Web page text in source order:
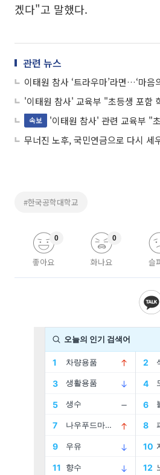
겠다"고 말했다.
관련 뉴스
이태원 참사 ‘트라우마’라면…‘마음
'이태원 참사' 교육부 "초등생 포함
속보
'이태원 참사' 관련 교육부 "초등생
무너진 노후, 국민연금으로 다시 세
#한국공학대학교
좋아요
0
화나요
0
슬